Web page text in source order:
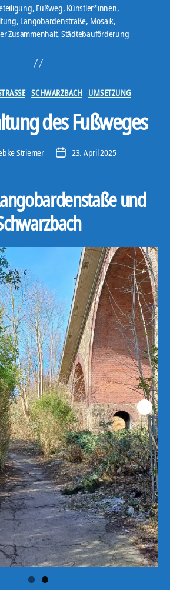
gestalten“
, Fußweg, Künstler*innen,
, Langobardenstraße, Mosaik,
Zusammenhalt, Städtebauförderung
Kategorien
SCHWARZBACH UMSETZUNG
des Fußweges
Striemer Veröffentlichungsdatum
23. April 2025
und